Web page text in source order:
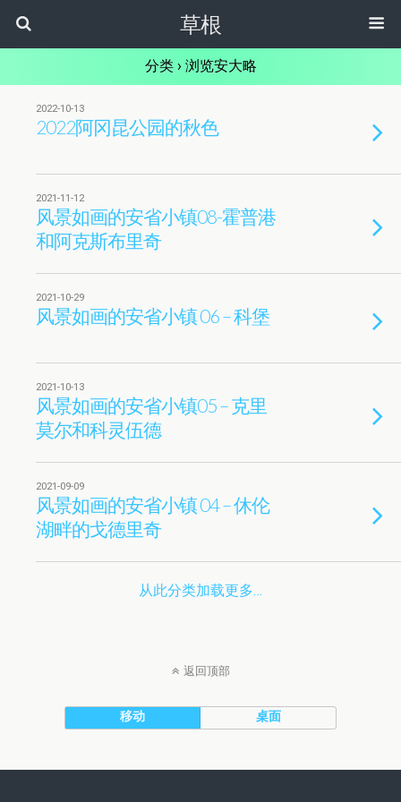
草根
分类 › 浏览安大略
2022-10-13
2022阿冈昆公园的秋色
2021-11-12
风景如画的安省小镇08-霍普港
和阿克斯布里奇
2021-10-29
风景如画的安省小镇 06 – 科堡
2021-10-13
风景如画的安省小镇05 – 克里
莫尔和科灵伍德
2021-09-09
风景如画的安省小镇 04 – 休伦
湖畔的戈德里奇
从此分类加载更多…
返回顶部
移动 桌面